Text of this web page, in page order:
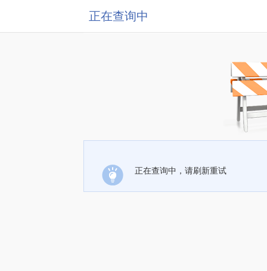
正在查询中
正在查询中，请刷新重试